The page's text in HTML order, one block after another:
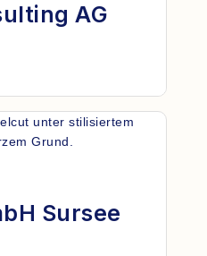
AG
Sursee